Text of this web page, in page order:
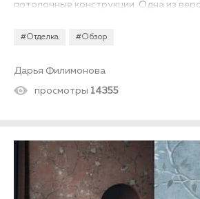
#Отделка #Обзор
потолочные конструкции. Одна из
увидеть в офисных центрах,
ними и узнаем, что такое потолки
состоят и всем ли подходят.
Дарья Филимонова
просмотры 14355